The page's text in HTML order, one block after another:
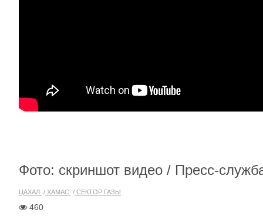
Фото: скриншот видео / Пресс-
ЦАХАЛ ХАМАС СЕКТОР ГАЗЫ
460